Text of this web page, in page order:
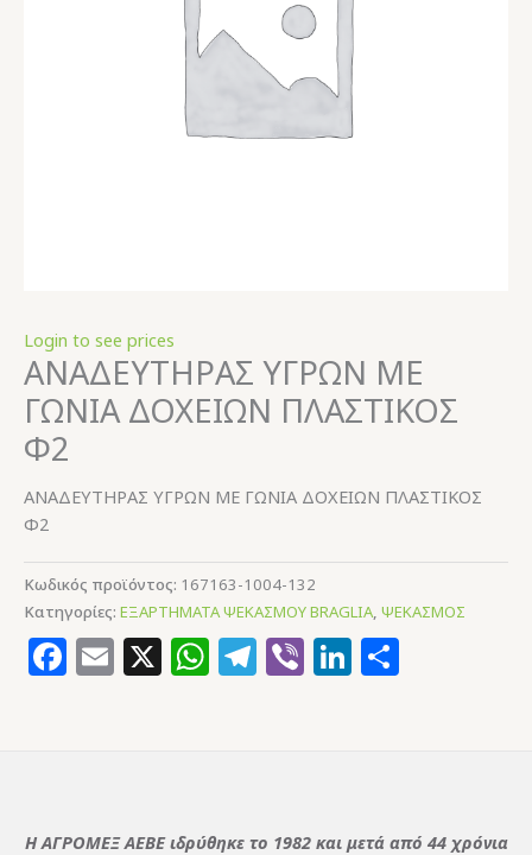
Login to see prices
ΑΝΑΔΕΥΤΗΡΑΣ ΥΓΡΩΝ ΜΕ
ΓΩΝΙΑ ΔΟΧΕΙΩΝ ΠΛΑΣΤΙΚΟΣ
Φ2
ΑΝΑΔΕΥΤΗΡΑΣ ΥΓΡΩΝ ΜΕ ΓΩΝΙΑ ΔΟΧΕΙΩΝ ΠΛΑΣΤΙΚΟΣ
Φ2
Κωδικός προϊόντος: 167163-1004-132
Κατηγορίες: ΕΞΑΡΤΗΜΑΤΑ ΨΕΚΑΣΜΟΥ BRAGLIA, ΨΕΚΑΣΜΟΣ
Facebook
Email
X WhatsApp
Telegram
ViberLinkedIn
Η ΑΓΡΟΜΕΞ ΑΕΒΕ ιδρύθηκε το 1982 και μετά από 44 χρόνια